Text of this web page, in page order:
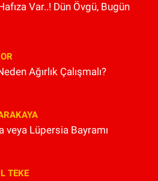
Var..! Dün Övgü, Bugün
Ağırlık Çalışmalı?
veya Lüpersia Bayramı
TEKE